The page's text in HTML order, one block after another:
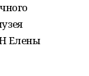
Елены